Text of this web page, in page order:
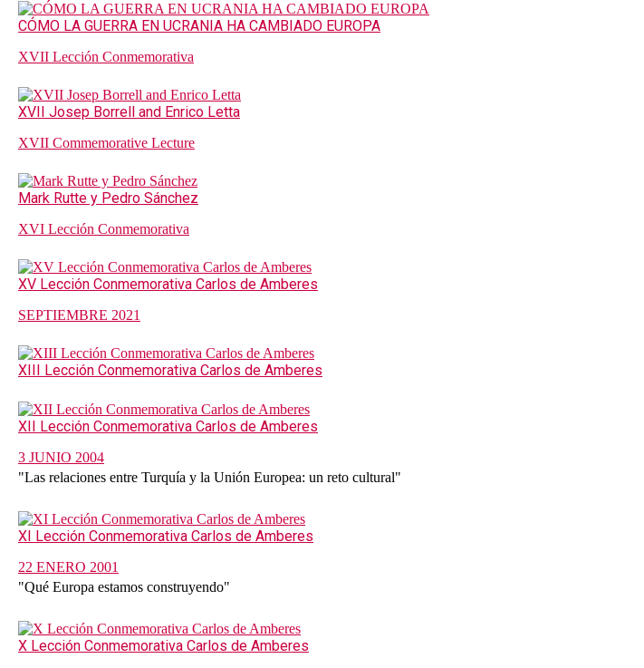
CÓMO LA GUERRA EN UCRANIA HA CAMBIADO EUROPA
XVII Lección Conmemorativa
XVII Josep Borrell and Enrico Letta
XVII Commemorative Lecture
Mark Rutte y Pedro Sánchez
XVI Lección Conmemorativa
XV Lección Conmemorativa Carlos de Amberes
SEPTIEMBRE 2021
XIII Lección Conmemorativa Carlos de Amberes
XII Lección Conmemorativa Carlos de Amberes
3 JUNIO 2004
"Las relaciones entre Turquía y la Unión Europea: un reto cultural"
XI Lección Conmemorativa Carlos de Amberes
22 ENERO 2001
"Qué Europa estamos construyendo"
X Lección Conmemorativa Carlos de Amberes